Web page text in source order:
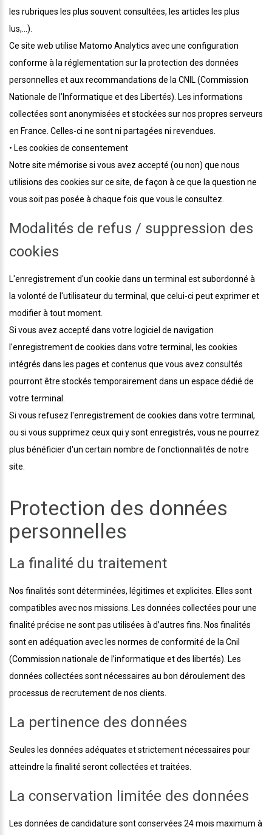
les rubriques les plus souvent consultées, les articles les plus
lus,...).
Ce site web utilise Matomo Analytics avec une configuration
conforme à la réglementation sur la protection des données
personnelles et aux recommandations de la CNIL (Commission
Nationale de l’Informatique et des Libertés). Les informations
collectées sont anonymisées et stockées sur nos propres serveurs
en France. Celles-ci ne sont ni partagées ni revendues.
• Les cookies de consentement
Notre site mémorise si vous avez accepté (ou non) que nous
utilisions des cookies sur ce site, de façon à ce que la question ne
vous soit pas posée à chaque fois que vous le consultez.
Modalités de refus / suppression des
cookies
L'enregistrement d'un cookie dans un terminal est subordonné à
la volonté de l'utilisateur du terminal, que celui-ci peut exprimer et
modifier à tout moment.
Si vous avez accepté dans votre logiciel de navigation
l'enregistrement de cookies dans votre terminal, les cookies
intégrés dans les pages et contenus que vous avez consultés
pourront être stockés temporairement dans un espace dédié de
votre terminal.
Si vous refusez l'enregistrement de cookies dans votre terminal,
ou si vous supprimez ceux qui y sont enregistrés, vous ne pourrez
plus bénéficier d'un certain nombre de fonctionnalités de notre
site.
Protection des données
personnelles
La finalité du traitement
Nos finalités sont déterminées, légitimes et explicites. Elles sont
compatibles avec nos missions. Les données collectées pour une
finalité précise ne sont pas utilisées à d’autres fins. Nos finalités
sont en adéquation avec les normes de conformité de la Cnil
(Commission nationale de l’informatique et des libertés). Les
données collectées sont nécessaires au bon déroulement des
processus de recrutement de nos clients.
La pertinence des données
Seules les données adéquates et strictement nécessaires pour
atteindre la finalité seront collectées et traitées.
La conservation limitée des données
Les données de candidature sont conservées 24 mois maximum à